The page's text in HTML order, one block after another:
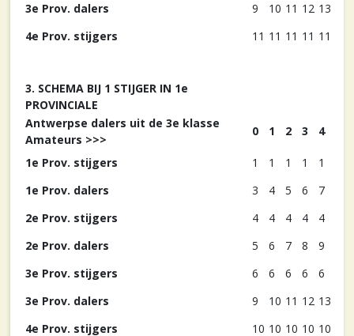
3e Prov. dalers
9 10 11 12 13
4e Prov. stijgers
11 11 11 11 11
3. SCHEMA BIJ 1 STIJGER IN 1e
PROVINCIALE
Antwerpse dalers uit de 3e klasse
Amateurs >>>
0 1 2 3 4
1e Prov. stijgers 1 1 1 1
1
1e Prov. dalers
3 4 5 6
7
2e Prov. stijgers
4 4 4 4
4
2e Prov. dalers
5 6 7 8
9
3e Prov. stijgers
6 6 6 6
6
3e Prov. dalers
9 10 11 12 13
4e Prov. stijgers
10 10 10 10 10